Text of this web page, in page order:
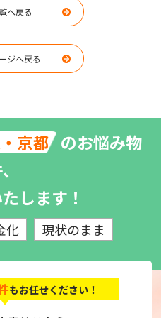
へ戻る
ジへ戻る
京都 のお悩み物
します！
化 現状のまま
もお任せください！